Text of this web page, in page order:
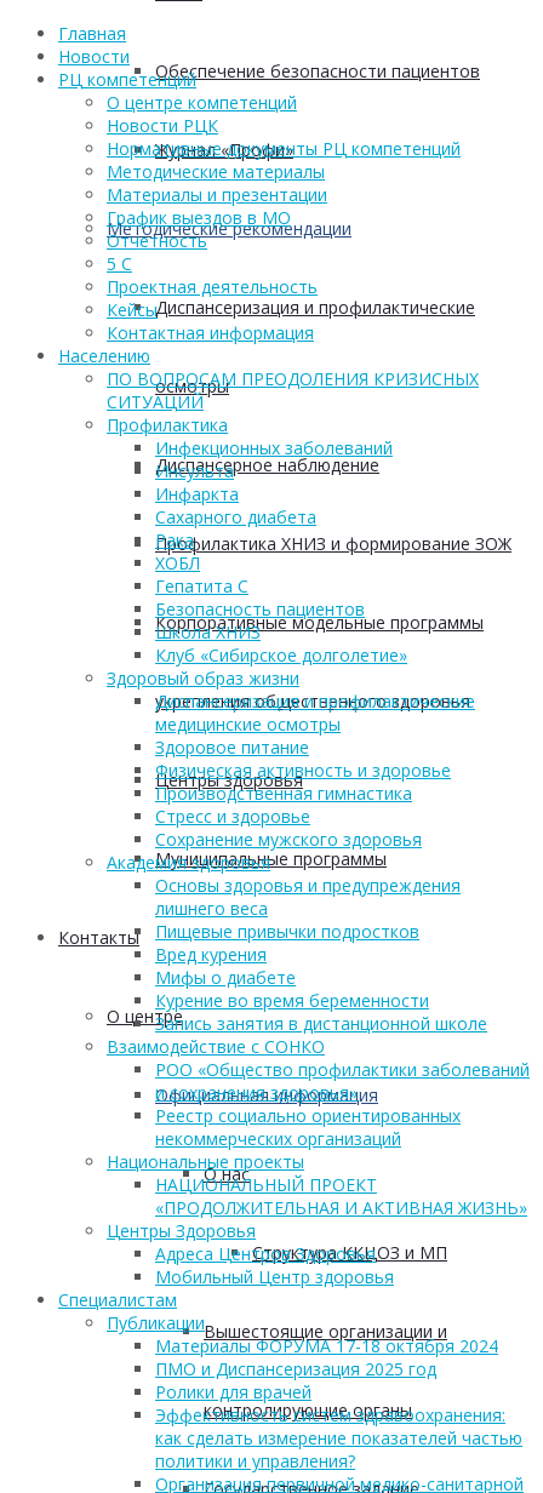
Обеспечение безопасности пациентов
Журнал «Профи»
Методические рекомендации
Диспансеризация и профилактические
осмотры
Диспансерное наблюдение
Профилактика ХНИЗ и формирование ЗОЖ
Корпоративные модельные программы
укрепления общественного здоровья
Центры здоровья
Муниципальные программы
Контакты
О центре
Официальная информация
О нас
Структура ККЦОЗ и МП
Вышестоящие организации и
контролирующие органы
Главная
Новости
РЦ компетенций
О центре компетенций
Новости РЦК
Нормативные документы РЦ компетенций
Методические материалы
Материалы и презентации
График выездов в МО
Отчетность
5 С
Проектная деятельность
Кейсы
Контактная информация
Населению
ПО ВОПРОСАМ ПРЕОДОЛЕНИЯ КРИЗИСНЫХ
СИТУАЦИЙ
Профилактика
Инфекционных заболеваний
Инсульта
Инфаркта
Сахарного диабета
Рака
ХОБЛ
Гепатита С
Безопасность пациентов
Школа ХНИЗ
Клуб «Сибирское долголетие»
Здоровый образ жизни
Диспансеризация и профилактические
медицинские осмотры
Здоровое питание
Физическая активность и здоровье
Производственная гимнастика
Стресс и здоровье
Сохранение мужского здоровья
Академия здоровья
Основы здоровья и предупреждения
лишнего веса
Пищевые привычки подростков
Вред курения
Мифы о диабете
Курение во время беременности
Запись занятия в дистанционной школе
Взаимодействие с СОНКО
РОО «Общество профилактики заболеваний
и сохранения здоровья»
Реестр социально ориентированных
некоммерческих организаций
Национальные проекты
НАЦИОНАЛЬНЫЙ ПРОЕКТ
«ПРОДОЛЖИТЕЛЬНАЯ И АКТИВНАЯ ЖИЗНЬ»
Центры Здоровья
Адреса Центров Здоровья
Мобильный Центр здоровья
Cпециалистам
Публикации
Материалы ФОРУМА 17-18 октября 2024
ПМО и Диспансеризация 2025 год
Ролики для врачей
Эффективность систем здравоохранения:
как сделать измерение показателей частью
политики и управления?
Организация первичной медико-санитарной